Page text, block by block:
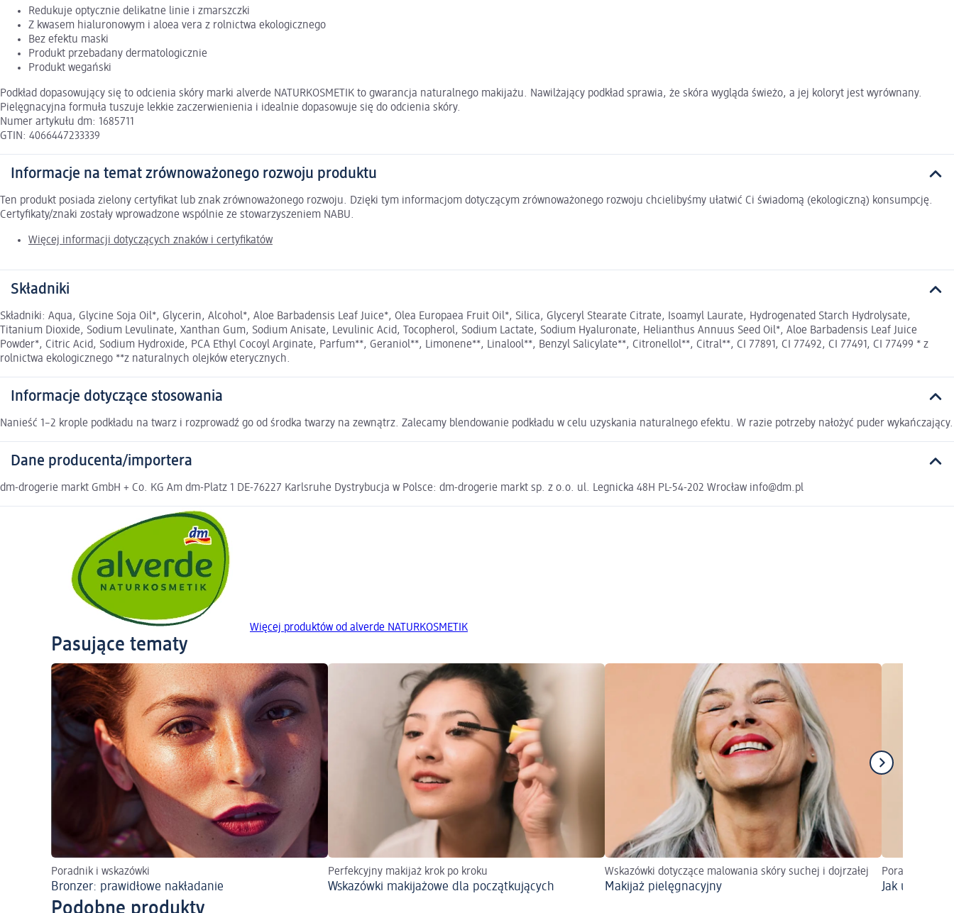
Redukuje optycznie delikatne linie i zmarszczki
Z kwasem hialuronowym i aloea vera z rolnictwa ekologicznego
Bez efektu maski
Produkt przebadany dermatologicznie
Produkt wegański
Podkład dopasowujący się to odcienia skóry marki alverde NATURKOSMETIK to gwarancja naturalnego makijażu. Nawilżający podkład sprawia, że skóra wygląda świeżo, a jej koloryt jest wyrównany.
Pielęgnacyjna formuła tuszuje lekkie zaczerwienienia i idealnie dopasowuje się do odcienia skóry.
Numer artykułu dm: 1685711
GTIN: 4066447233339
Informacje na temat zrównoważonego rozwoju produktu
Ten produkt posiada zielony certyfikat lub znak zrównoważonego rozwoju. Dzięki tym informacjom dotyczącym zrównoważonego rozwoju chcielibyśmy ułatwić Ci świadomą (ekologiczną) konsumpcję.
Certyfikaty/znaki zostały wprowadzone wspólnie ze stowarzyszeniem NABU.
Więcej informacji dotyczących znaków i certyfikatów
Składniki
Składniki: Aqua, Glycine Soja Oil*, Glycerin, Alcohol*, Aloe Barbadensis Leaf Juice*, Olea Europaea Fruit Oil*, Silica, Glyceryl Stearate Citrate, Isoamyl Laurate, Hydrogenated Starch Hydrolysate,
Titanium Dioxide, Sodium Levulinate, Xanthan Gum, Sodium Anisate, Levulinic Acid, Tocopherol, Sodium Lactate, Sodium Hyaluronate, Helianthus Annuus Seed Oil*, Aloe Barbadensis Leaf Juice
Powder*, Citric Acid, Sodium Hydroxide, PCA Ethyl Cocoyl Arginate, Parfum**, Geraniol**, Limonene**, Linalool**, Benzyl Salicylate**, Citronellol**, Citral**, CI 77891, CI 77492, CI 77491, CI 77499 * z
rolnictwa ekologicznego **z naturalnych olejków eterycznych.
Informacje dotyczące stosowania
Nanieść 1–2 krople podkładu na twarz i rozprowadź go od środka twarzy na zewnątrz. Zalecamy blendowanie podkładu w celu uzyskania naturalnego efektu. W razie potrzeby nałożyć puder wykańczający.
Dane producenta/importera
dm-drogerie markt GmbH + Co. KG Am dm-Platz 1 DE-76227 Karlsruhe Dystrybucja w Polsce: dm-drogerie markt sp. z o.o. ul. Legnicka 48H PL-54-202 Wrocław info@dm.pl
Więcej produktów od alverde NATURKOSMETIK
Pasujące tematy
Poradnik i wskazówki
Bronzer: prawidłowe nakładanie
Perfekcyjny makijaż krok po kroku
Wskazówki makijażowe dla początkujących
Wskazówki dotyczące malowania skóry suchej i dojrzałej
Makijaż pielęgnacyjny
Poradnik
Jak uzyskać
Podobne produkty